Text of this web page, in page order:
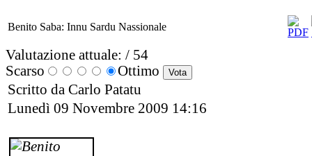
Benito Saba: Innu Sardu Nassionale
Valutazione attuale: / 54
Scarso
Ottimo
Scritto da Carlo Patatu
Lunedì 09 Novembre 2009 14:16